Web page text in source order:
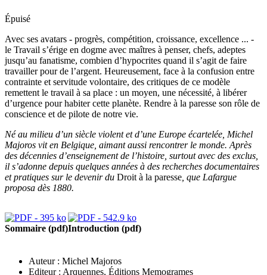
Épuisé
Avec ses avatars - progrès, compétition, croissance, excellence ... -
le Travail s’érige en dogme avec maîtres à penser, chefs, adeptes
jusqu’au fanatisme, combien d’hypocrites quand il s’agit de faire
travailler pour de l’argent. Heureusement, face à la confusion entre
contrainte et servitude volontaire, des critiques de ce modèle
remettent le travail à sa place : un moyen, une nécessité, à libérer
d’urgence pour habiter cette planète. Rendre à la paresse son rôle de
conscience et de pilote de notre vie.
Né au milieu d’un siècle violent et d’une Europe écartelée, Michel
Majoros vit en Belgique, aimant aussi rencontrer le monde. Après
des décennies d’enseignement de l’histoire, surtout avec des exclus,
il s’adonne depuis quelques années à des recherches documentaires
et pratiques sur le devenir du Droit à la paresse , que Lafargue
proposa dès 1880.
Sommaire (pdf)Introduction (pdf)
Auteur : Michel Majoros
Editeur : Arquennes, Éditions Memogrames